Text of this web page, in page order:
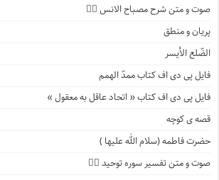
صوت و متن شرح مصباح الانس ۹️⃣
پریان و منطق
الضّلع الأیسر
فایل پی دی اف کتاب ممدّ الهمم
فایل پی دی اف کتاب « اتحاد عاقل به معقول »
قصه ی کوچه
حضرت فاطمه (سلام الله علیها )
صوت و متن تفسیر سوره توحید ۴️⃣